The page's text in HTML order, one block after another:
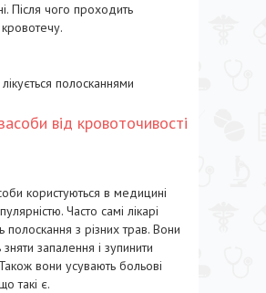
Після чого проходить
лікується полосканнями
від кровоточивості
користуються в медицині
Часто самі лікарі
полоскання з різних трав. Вони
запалення і зупинити
вони усувають больові
такі є.